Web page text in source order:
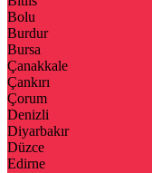
Bolu
Burdur
Bursa
Çanakkale
Çankırı
Çorum
Denizli
Diyarbakır
Düzce
Edirne